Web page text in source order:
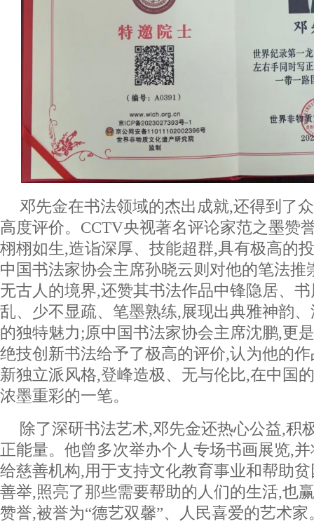
邓先金在书法领域的杰出成就,还得到了
高度评价。CCTV央视著名评论家范之墨赞
栩栩如生,造诣深厚、技能超群,具有极高的
中国书法家协会主席孙晓云则对他的笔法推
无古人的境界,还赞其书法作品中锋隐居、
乱、少不显疏、笔墨熟练,展现出典雅神韵
的独特魅力;原中国书法家协会主席沈鹏,更
绝技创新书法给予了极高的评价,认为他的
新独立派风格,登峰造极、无与伦比,在中国
浓墨重彩的一笔。
除了深研书法艺术,邓先金还热心公益,积
正能量。他曾多次举办个人专场书画展览,
给慈善机构,用于支持文化教育事业和帮助
善举,照亮了那些需要帮助的人们的生活,也
赞誉,被誉为“德艺双馨”、人民喜爱的艺术家